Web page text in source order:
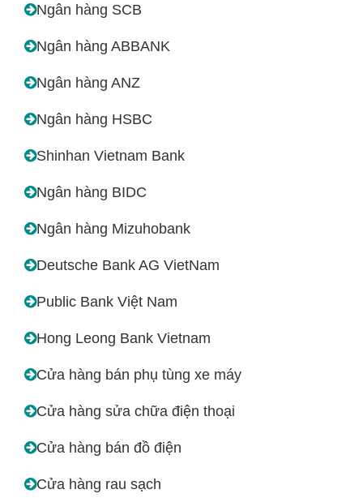
Ngân hàng SCB
Ngân hàng ABBANK
Ngân hàng ANZ
Ngân hàng HSBC
Shinhan Vietnam Bank
Ngân hàng BIDC
Ngân hàng Mizuhobank
Deutsche Bank AG VietNam
Public Bank Việt Nam
Hong Leong Bank Vietnam
Cửa hàng bán phụ tùng xe máy
Cửa hàng sửa chữa điện thoại
Cửa hàng bán đồ điện
Cửa hàng rau sạch